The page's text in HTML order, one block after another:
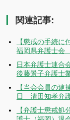
関連記事:
【懲戒の手続
福岡県弁護士会
日本弁護士連合
後藤景子弁護
【当会会員の
日 清田知孝弁
【弁護士懲戒